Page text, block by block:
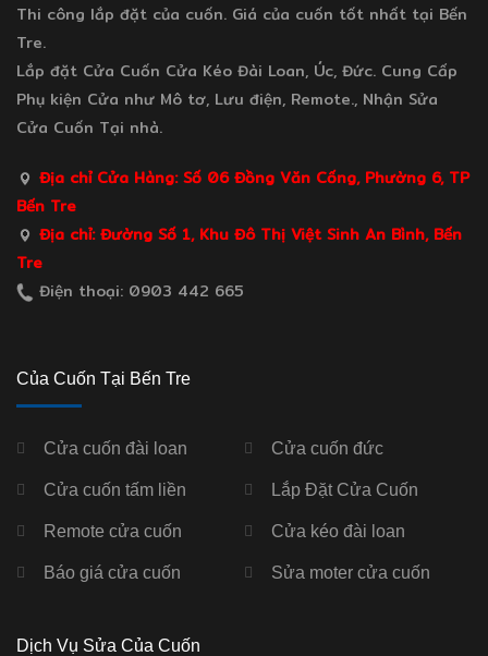
Thi công lắp đặt của cuốn. Giá của cuốn tốt nhất tại Bến
Tre.
Lắp đặt Cửa Cuốn Cửa Kéo Đài Loan, Úc, Đức. Cung Cấp
Phụ kiện Cửa như Mô tơ, Lưu điện, Remote., Nhận Sửa
Cửa Cuốn Tại nhà.
Địa chỉ Cửa Hàng: Số 06 Đồng Văn Cống, Phường 6, TP
Bến Tre
Địa chỉ: Đường Số 1, Khu Đô Thị Việt Sinh An Bình, Bến
Tre
Điện thoại: 0903 442 665
Của Cuốn Tại Bến Tre
Cửa cuốn đài loan Cửa cuốn đức
Cửa cuốn tấm liền Lắp Đặt Cửa Cuốn
Remote cửa cuốn Cửa kéo đài loan
Báo giá cửa cuốn Sửa moter cửa cuốn
Dịch Vụ Sửa Của Cuốn